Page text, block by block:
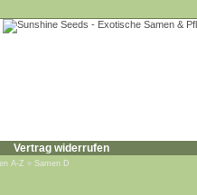
Vertrag widerrufen
A-Z » Samen D